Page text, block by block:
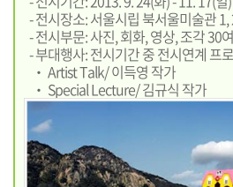
- 전시장소: 서울시립 북서울미술관
- 전시부문: 사진, 회화, 영상, 조각 30
- 부대행사: 전시기간 중 전시연계 프
‧ Artist Talk/ 이득영 작가
‧ Special Lecture/ 김규식 작가